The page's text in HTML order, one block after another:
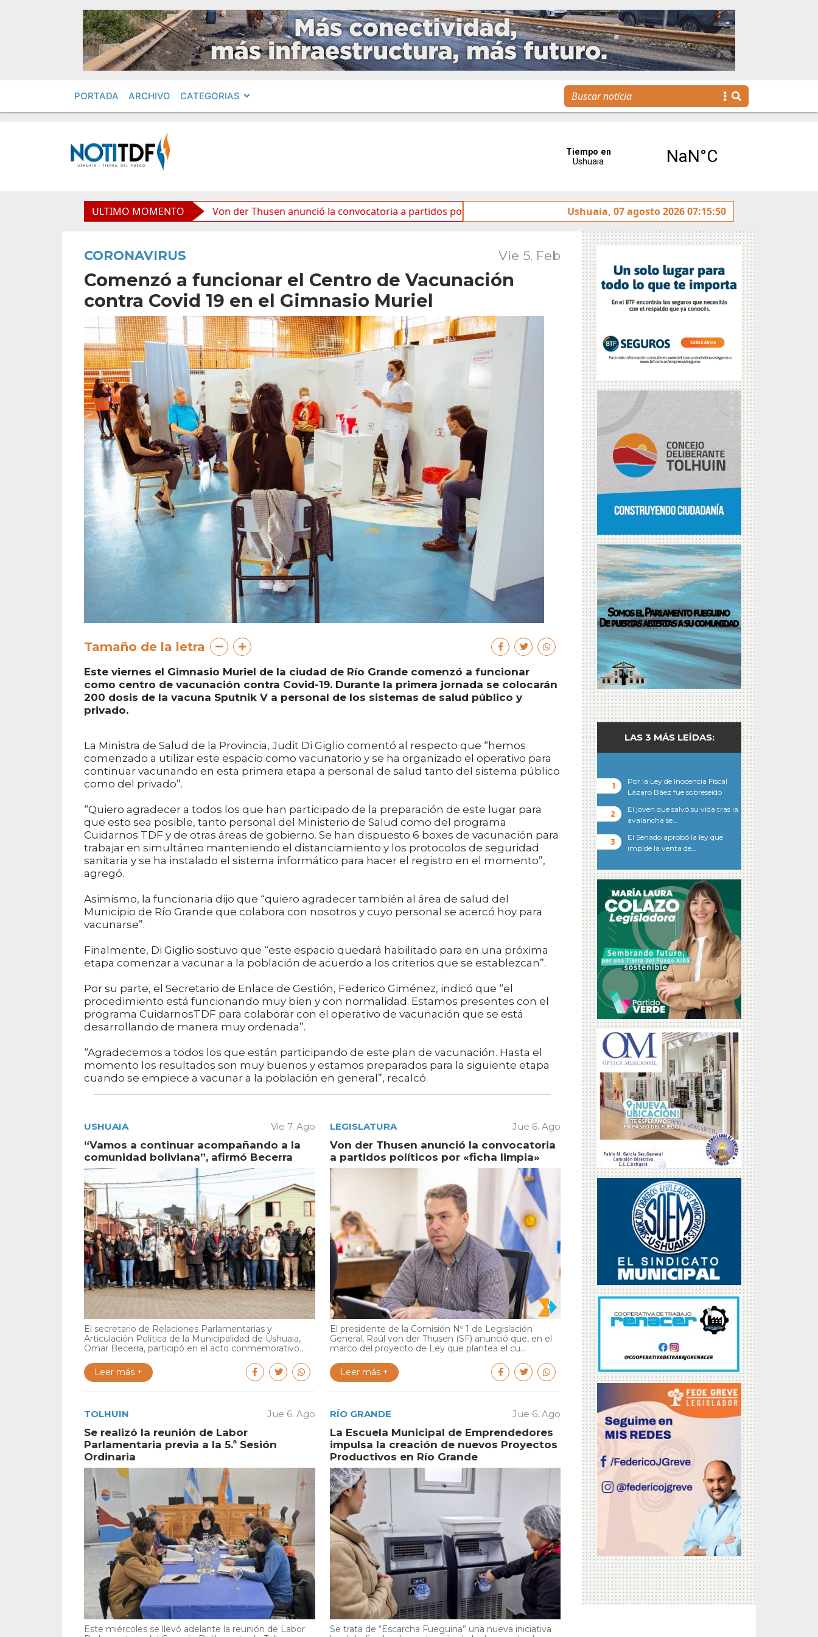
PORTADA ARCHIVO CATEGORIAS
ULTIMO MOMENTO
boliviana”, afirmó Becerra Von der Thusen anunció la convocatoria a partidos políticos por «ficha limpia» Se realizó la reunión de Labor Parlamentaria previa a
Ushuaia, 07 agosto 2026 07:15:50
CORONAVIRUS Vie 5. Feb
Comenzó a funcionar el Centro de Vacunación
contra Covid 19 en el Gimnasio Muriel
Tamaño de la letra
Este viernes el Gimnasio Muriel de la ciudad de Río Grande comenzó a funcionar
como centro de vacunación contra Covid-19. Durante la primera jornada se colocarán
200 dosis de la vacuna Sputnik V a personal de los sistemas de salud público y
privado.
La Ministra de Salud de la Provincia, Judit Di Giglio comentó al respecto que “hemos
comenzado a utilizar este espacio como vacunatorio y se ha organizado el operativo para
continuar vacunando en esta primera etapa a personal de salud tanto del sistema público
como del privado”.
“Quiero agradecer a todos los que han participado de la preparación de este lugar para
que esto sea posible, tanto personal del Ministerio de Salud como del programa
Cuidarnos TDF y de otras áreas de gobierno. Se han dispuesto 6 boxes de vacunación para
trabajar en simultáneo manteniendo el distanciamiento y los protocolos de seguridad
sanitaria y se ha instalado el sistema informático para hacer el registro en el momento”,
agregó.
Asimismo, la funcionaria dijo que “quiero agradecer también al área de salud del
Municipio de Río Grande que colabora con nosotros y cuyo personal se acercó hoy para
vacunarse”.
Finalmente, Di Giglio sostuvo que “este espacio quedará habilitado para en una próxima
etapa comenzar a vacunar a la población de acuerdo a los criterios que se establezcan”.
Por su parte, el Secretario de Enlace de Gestión, Federico Giménez, indicó que “el
procedimiento está funcionando muy bien y con normalidad. Estamos presentes con el
programa CuidarnosTDF para colaborar con el operativo de vacunación que se está
desarrollando de manera muy ordenada”.
“Agradecemos a todos los que están participando de este plan de vacunación. Hasta el
momento los resultados son muy buenos y estamos preparados para la siguiente etapa
cuando se empiece a vacunar a la población en general”, recalcó.
USHUAIA Vie 7. Ago
“Vamos a continuar acompañando a la
comunidad boliviana”, afirmó Becerra
El secretario de Relaciones Parlamentarias y
Articulación Política de la Municipalidad de Ushuaia,
Omar Becerra, participó en el acto conmemorativo...
Leer más +
LEGISLATURA Jue 6. Ago
Von der Thusen anunció la convocatoria
a partidos políticos por «ficha limpia»
El presidente de la Comisión Nº 1 de Legislación
General, Raúl von der Thusen (SF) anunció que, en el
marco del proyecto de Ley que plantea el cu...
Leer más +
TOLHUIN Jue 6. Ago
Se realizó la reunión de Labor
Parlamentaria previa a la 5.ª Sesión
Ordinaria
Este miércoles se llevó adelante la reunión de Labor
RÍO GRANDE Jue 6. Ago
La Escuela Municipal de Emprendedores
impulsa la creación de nuevos Proyectos
Productivos en Río Grande
Se trata de “Escarcha Fueguina” una nueva iniciativa
LAS 3 MÁS LEÍDAS:
Por la Ley de Inocencia Fiscal
Lázaro Báez fue sobreseído
El joven que salvó su vida tras la
avalancha se…
El Senado aprobó la ley que
impide la venta de…